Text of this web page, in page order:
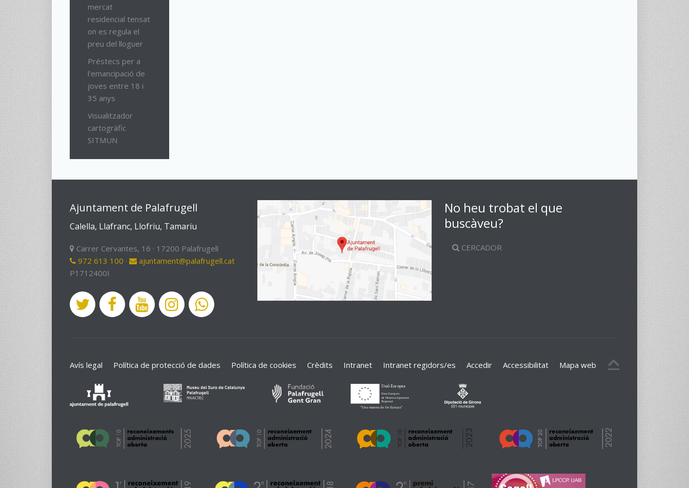
mercat
residencial tensat
on es regula el
preu del lloguer
Préstecs per a
l'emancipació de
joves entre 18 i
35 anys
Visualitzador
cartogràfic
SITMUN
Ajuntament de Palafrugell
Calella, Llafranc, Llofriu, Tamariu
Carrer Cervantes, 16 · 17200 Palafrugell
972 613 100 ·
ajuntament@palafrugell.cat
P1712400I
No heu trobat el que
buscàveu?
CERCADOR
Avís legal Política de protecció de dades Política de cookies Crèdits Intranet Intranet regidors/es Accedir Accessibilitat Mapa web